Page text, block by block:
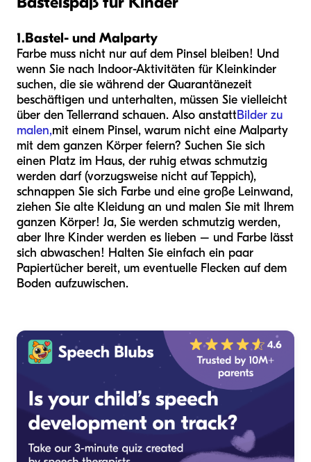
1.Bastel- und Malparty
Farbe muss nicht nur auf dem Pinsel bleiben! Und
wenn Sie nach Indoor-Aktivitäten für Kleinkinder
suchen, die sie während der Quarantänezeit
beschäftigen und unterhalten, müssen Sie vielleicht
über den Tellerrand schauen. Also anstattBilder zu
malen,mit einem Pinsel, warum nicht eine Malparty
mit dem ganzen Körper feiern? Suchen Sie sich
einen Platz im Haus, der ruhig etwas schmutzig
werden darf (vorzugsweise nicht auf Teppich),
schnappen Sie sich Farbe und eine große Leinwand,
ziehen Sie alte Kleidung an und malen Sie mit Ihrem
ganzen Körper! Ja, Sie werden schmutzig werden,
aber Ihre Kinder werden es lieben – und Farbe lässt
sich abwaschen! Halten Sie einfach ein paar
Papiertücher bereit, um eventuelle Flecken auf dem
Boden aufzuwischen.